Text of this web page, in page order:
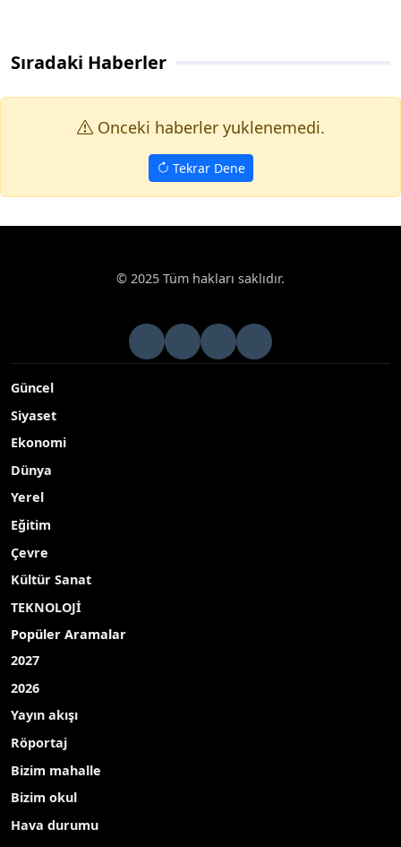
Sıradaki Haberler
Onceki haberler yuklenemedi.
Tekrar Dene
© 2025 Tüm hakları saklıdır.
Güncel
Siyaset
Ekonomi
Dünya
Yerel
Eğitim
Çevre
Kültür Sanat
TEKNOLOJİ
Popüler Aramalar
2027
2026
Yayın akışı
Röportaj
Bizim mahalle
Bizim okul
Hava durumu